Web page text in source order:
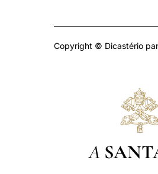
Copyright © Dicastério
A